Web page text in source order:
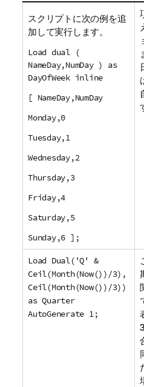
スクリプトに次の例を追
加して実行します。
Load dual (
NameDay,NumDay ) as
DayOfWeek inline
[ NameDay,NumDay
Monday,0
Tuesday,1
Wednesday,2
Thursday,3
Friday,4
Saturday,5
Sunday,6 ];
Load Dual('Q' &
Ceil(Month(Now())/3),
Ceil(Month(Now())/3))
as Quarter
AutoGenerate 1;